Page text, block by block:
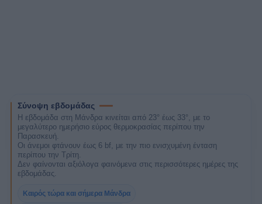
Σύνοψη εβδομάδας
Η εβδομάδα στη Μάνδρα κινείται από 23° έως 33°, με το
μεγαλύτερο ημερήσιο εύρος θερμοκρασίας περίπου την
Παρασκευή.
Οι άνεμοι φτάνουν έως 6 bf, με την πιο ενισχυμένη ένταση
περίπου την Τρίτη.
Δεν φαίνονται αξιόλογα φαινόμενα στις περισσότερες ημέρες της
εβδομάδας.
Καιρός τώρα και σήμερα Μάνδρα